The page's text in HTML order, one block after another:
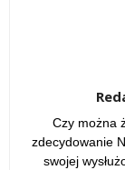
Czy można
zdecydowanie
swojej